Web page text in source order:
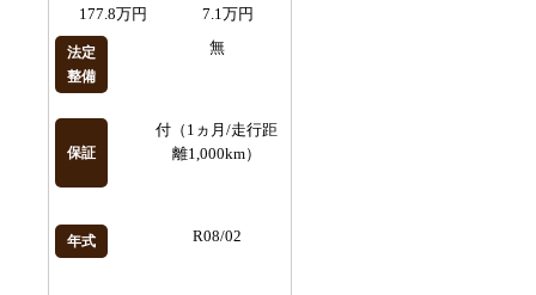
177.8万円
7.1万円
法定
整備
無
保証
付（1ヵ月/走行距
離1,000km）
年式 R08/02